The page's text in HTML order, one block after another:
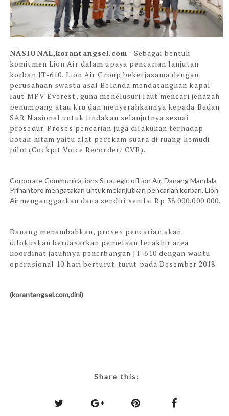
NASIONAL,korantangsel.com- Sebagai bentuk
komitmen Lion Air dalam upaya pencarian lanjutan
korban JT-610, Lion Air Group bekerjasama dengan
perusahaan swasta asal Belanda mendatangkan kapal
laut MPV Everest, guna menelusuri laut mencari jenazah
penumpang atau kru dan menyerahkannya kepada Badan
SAR Nasional untuk tindakan selanjutnya sesuai
prosedur. Proses pencarian juga dilakukan terhadap
kotak hitam yaitu alat perekam suara di ruang kemudi
pilot(Cockpit Voice Recorder/ CVR).
Corporate Communications Strategic ofLion Air, Danang Mandala
Prihantoro mengatakan untuk melanjutkan pencarian korban, Lion
Air menganggarkan dana sendiri senilai Rp 38.000.000.000.
Danang menambahkan, proses pencarian akan
difokuskan berdasarkan pemetaan terakhir area
koordinat jatuhnya penerbangan JT-610 dengan waktu
operasional 10 hari berturut-turut pada Desember 2018.
(korantangsel.com,dini)
Share this: